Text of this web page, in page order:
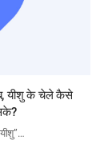
यीशु के चेले कैसे